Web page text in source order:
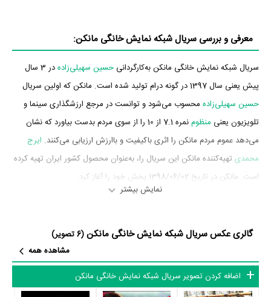
معرفی و بررسی سریال شبکه نمایش خانگی مانکن:
سریال شبکه نمایش خانگی مانکن به‌کارگردانی حسین سهیلی‌زاده
در 3 سال
پیش یعنی سال 1397 در گونه درام تولید شده است. مانکن که اولین سریال
حسین سهیلی‌زاده محسوب می‌شود و توانست در مرجع ارزشگذاری سینما و
تلویزیون یعنی منظوم
نمره 7.1 از 10 را از سوی مردم بدست بیاورد که نشان
می‌دهد عموم مردم مانکن را اثری باکیفیت و باارزش ارزیابی می‌کنند. ایرج
محمدی تهیه‌کننده مانکن این سریال را، به‌عنوان محصول کشور ایران تهیه کرده
است. مانکن در تاریخ 1398/06/02 پخش خود را آغاز کرد.
بازیگران سریال مانکن چه کسانی هستند؟ در مانکن بازیگرانی چون
حسین پاکدل،علی دهقان‌زاده
وامیرحسین آرمانبه ایفای نقش و بازیگری پرداخته‌اند. در سریال مانکن حدود
115 بازیگر جلوی دوربین رفته‌اند که از نظر تعداد بازیگران می‌توان مانکن را یک
نمایش بیشتر
گالری عکس سریال شبکه نمایش خانگی مانکن(6 تصویر)
مشاهده همه
اضافه کردن تصویر سریال شبکه نمایش خانگی مانکن